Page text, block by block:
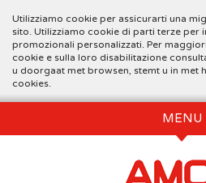
Utilizziamo cookie per assicurarti una
sito. Utilizziamo cookie di parti terze per
promozionali personalizzati. Per
cookie e sulla loro disabilitazione
u doorgaat met browsen, stemt u in met
cookies.
MENU